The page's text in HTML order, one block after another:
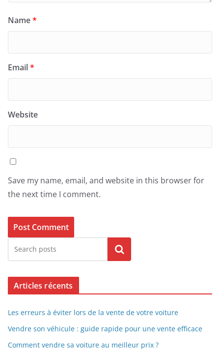
Name*
Email*
Website
Save my name, email, and website in this browser for
the next time I comment.
Search
Articles récents
Les erreurs à éviter lors de la vente de votre voiture
Vendre son véhicule : guide rapide pour une vente efficace
Comment vendre sa voiture au meilleur prix ?